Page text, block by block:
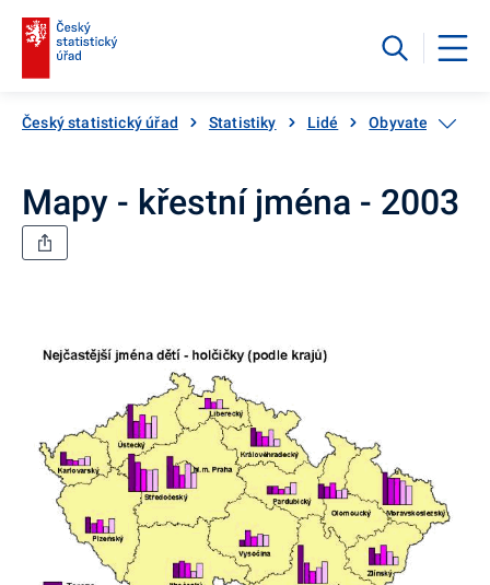
Český statistický úřad Statistiky Lidé Obyvatelstvo
Mapy - křestní jména - 2003